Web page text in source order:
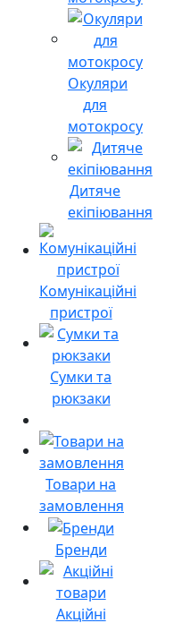
Окуляри
для
мотокросу
Дитяче
екіпіювання
Комунікаційні
пристрої
Сумки та
рюкзаки
Товари на
замовлення
Бренди
Акційні